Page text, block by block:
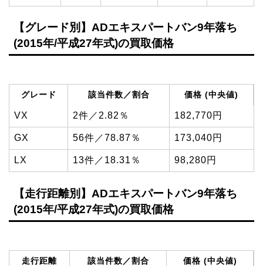
【グレード別】ADエキスパートバン9年落ち
(2015年/平成27年式)の買取価格
グレード 該当件数／割合 価格 (中央値)
VX 2件／2.82％ 182,770円
GX 56件／78.87％ 173,040円
LX 13件／18.31％ 98,280円
【走行距離別】ADエキスパートバン9年落ち
(2015年/平成27年式)の買取価格
走行距離 該当件数／割合 価格 (中央値)